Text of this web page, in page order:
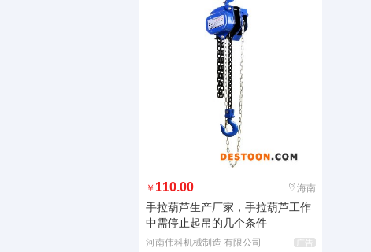
￥ 110.00 海南
手拉葫芦生产厂家，手拉葫芦工作
中需停止起吊的几个条件
河南伟科机械制造 有限公司 广告